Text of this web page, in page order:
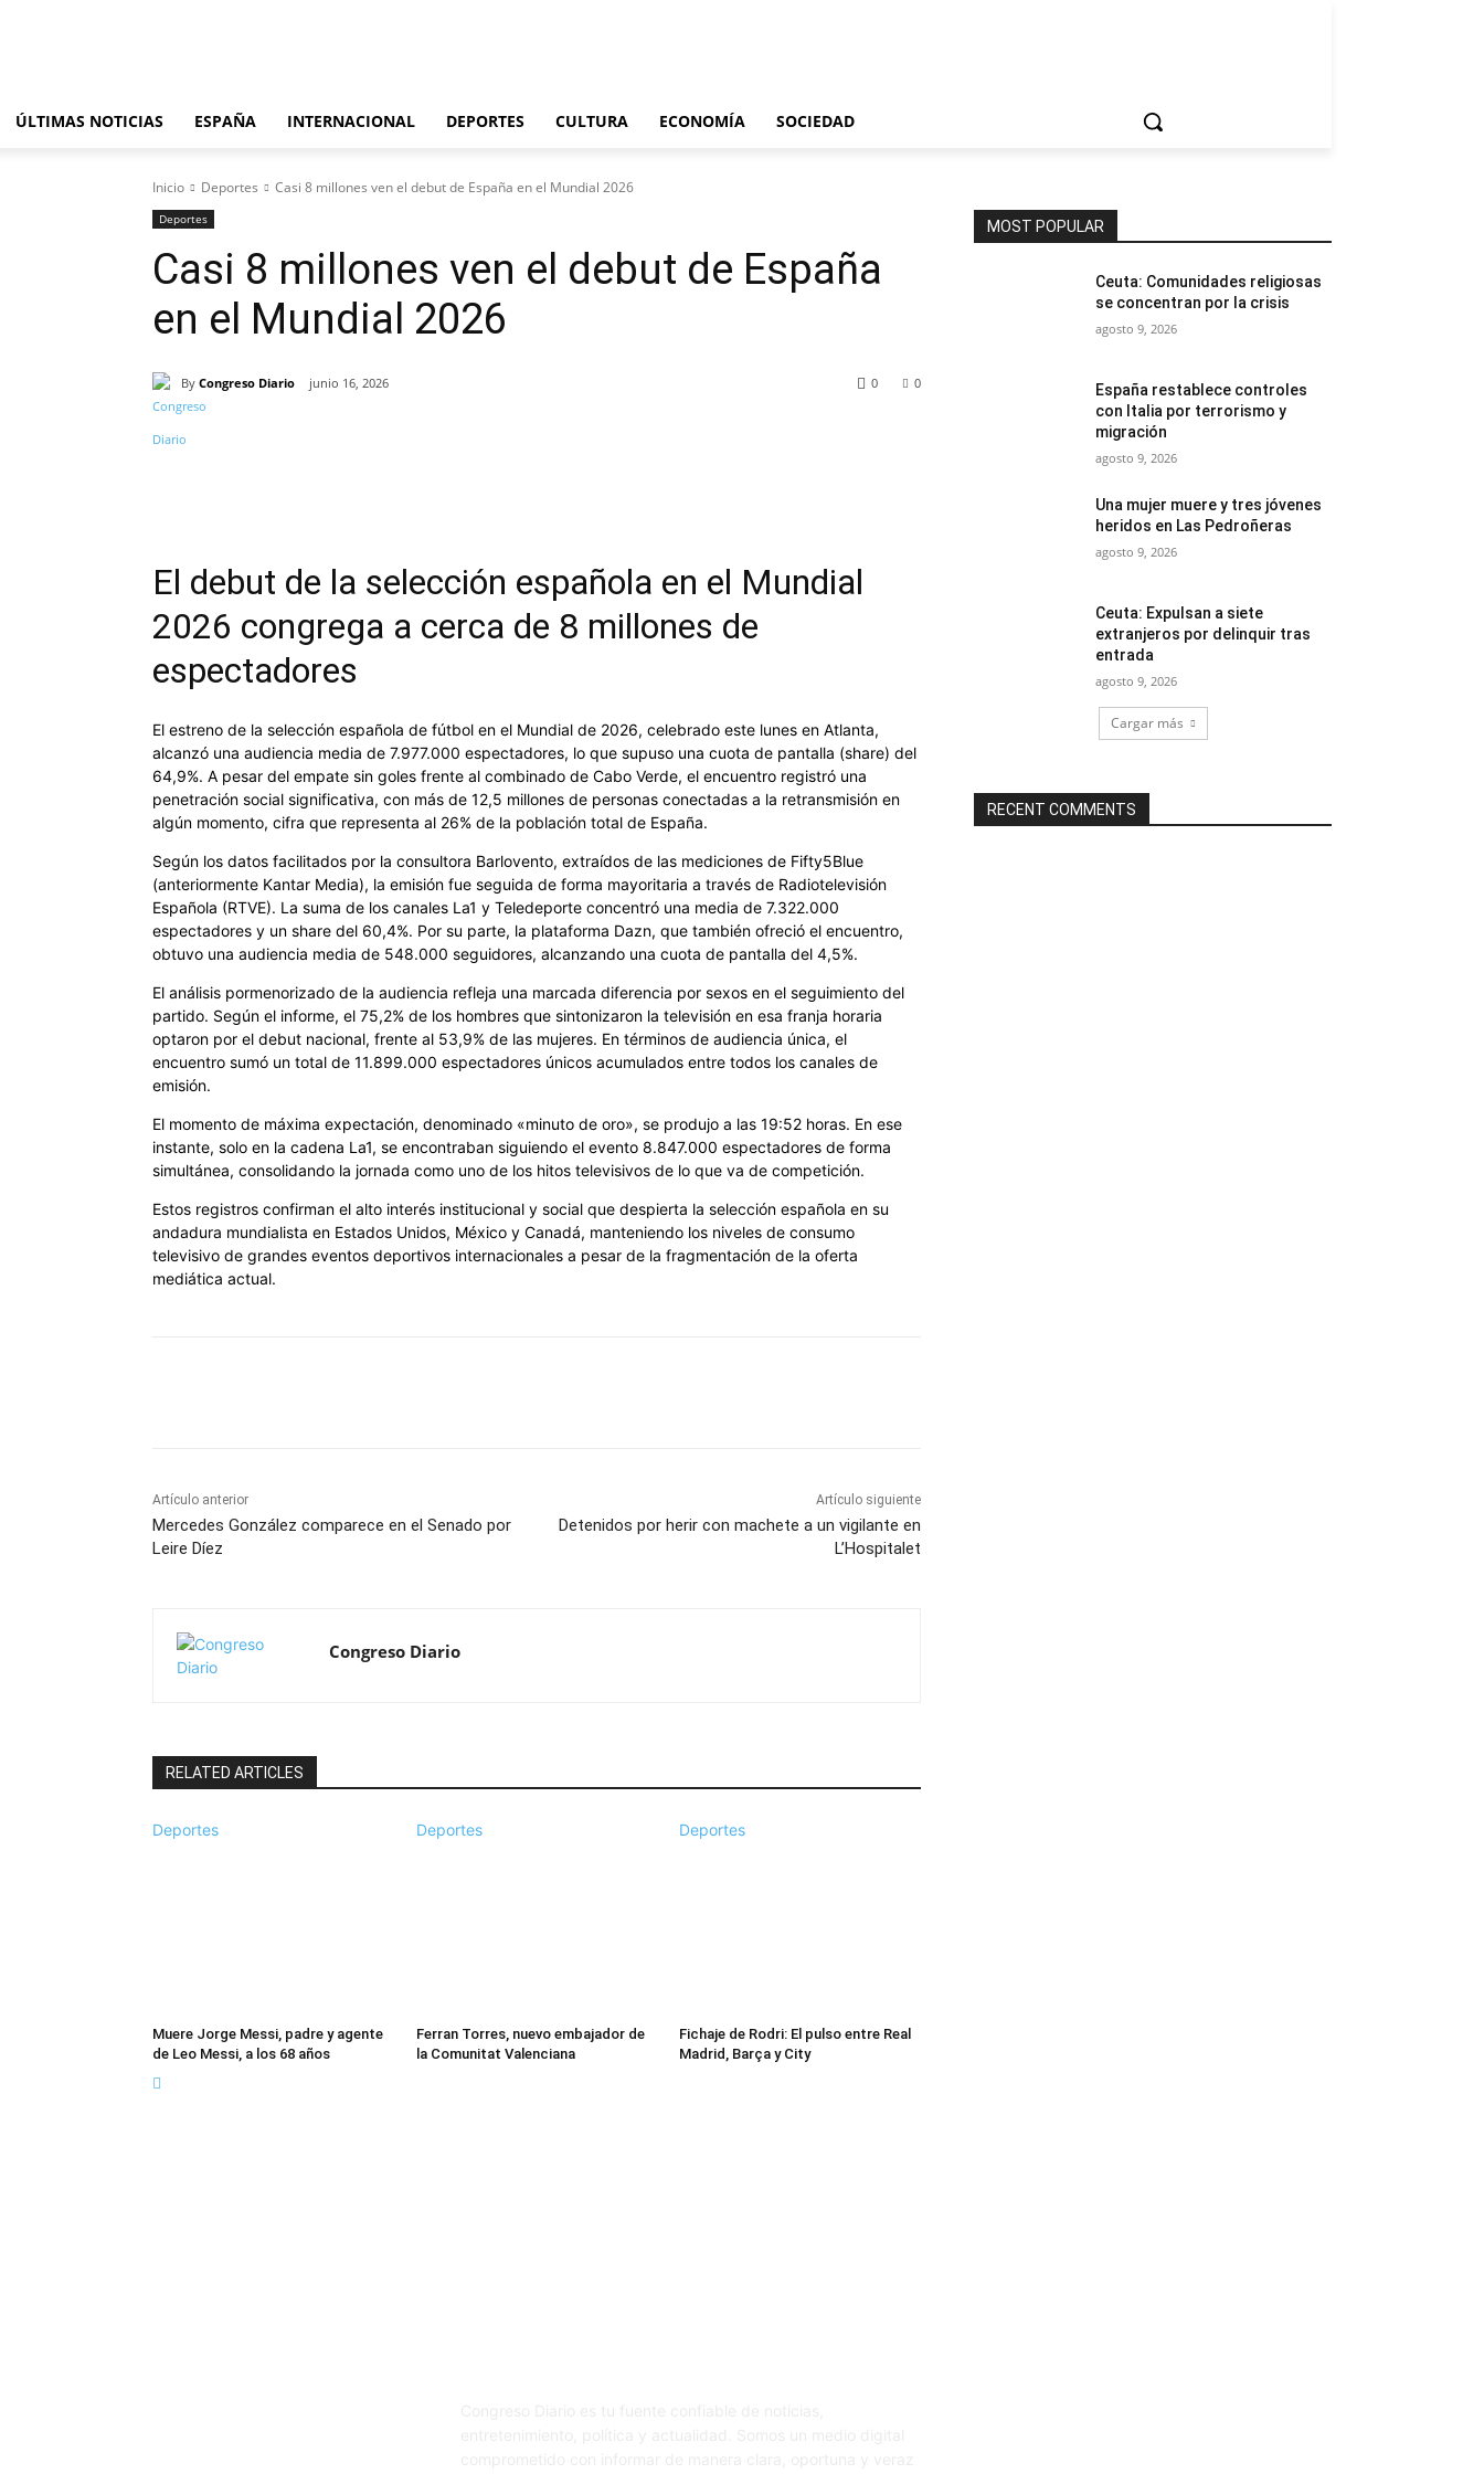
ÚLTIMAS NOTICIAS ESPAÑA INTERNACIONAL DEPORTES CULTURA ECONOMÍA SOCIEDAD
Inicio Deportes Casi 8 millones ven el debut de España en el Mundial 2026
Deportes
Casi 8 millones ven el debut de España
en el Mundial 2026
By Congreso Diario junio 16, 2026 0
0
El debut de la selección española en el Mundial
2026 congrega a cerca de 8 millones de
espectadores
El estreno de la selección española de fútbol en el Mundial de 2026, celebrado este lunes en Atlanta,
alcanzó una audiencia media de 7.977.000 espectadores, lo que supuso una cuota de pantalla (share) del
64,9%. A pesar del empate sin goles frente al combinado de Cabo Verde, el encuentro registró una
penetración social significativa, con más de 12,5 millones de personas conectadas a la retransmisión en
algún momento, cifra que representa al 26% de la población total de España.
Según los datos facilitados por la consultora Barlovento, extraídos de las mediciones de Fifty5Blue
(anteriormente Kantar Media), la emisión fue seguida de forma mayoritaria a través de Radiotelevisión
Española (RTVE). La suma de los canales La1 y Teledeporte concentró una media de 7.322.000
espectadores y un share del 60,4%. Por su parte, la plataforma Dazn, que también ofreció el encuentro,
obtuvo una audiencia media de 548.000 seguidores, alcanzando una cuota de pantalla del 4,5%.
El análisis pormenorizado de la audiencia refleja una marcada diferencia por sexos en el seguimiento del
partido. Según el informe, el 75,2% de los hombres que sintonizaron la televisión en esa franja horaria
optaron por el debut nacional, frente al 53,9% de las mujeres. En términos de audiencia única, el
encuentro sumó un total de 11.899.000 espectadores únicos acumulados entre todos los canales de
emisión.
El momento de máxima expectación, denominado «minuto de oro», se produjo a las 19:52 horas. En ese
instante, solo en la cadena La1, se encontraban siguiendo el evento 8.847.000 espectadores de forma
simultánea, consolidando la jornada como uno de los hitos televisivos de lo que va de competición.
Estos registros confirman el alto interés institucional y social que despierta la selección española en su
andadura mundialista en Estados Unidos, México y Canadá, manteniendo los niveles de consumo
televisivo de grandes eventos deportivos internacionales a pesar de la fragmentación de la oferta
mediática actual.
Artículo anterior
Mercedes González comparece en el Senado por
Leire Díez
Artículo siguiente
Detenidos por herir con machete a un vigilante en
L’Hospitalet
Congreso Diario
RELATED ARTICLES
Deportes
Muere Jorge Messi, padre y agente
de Leo Messi, a los 68 años
Deportes
Ferran Torres, nuevo embajador de
la Comunitat Valenciana
Deportes
Fichaje de Rodri: El pulso entre Real
Madrid, Barça y City
MOST POPULAR
Ceuta: Comunidades religiosas
se concentran por la crisis
agosto 9, 2026
España restablece controles
con Italia por terrorismo y
migración
agosto 9, 2026
Una mujer muere y tres jóvenes
heridos en Las Pedroñeras
agosto 9, 2026
Ceuta: Expulsan a siete
extranjeros por delinquir tras
entrada
agosto 9, 2026
Cargar más
RECENT COMMENTS